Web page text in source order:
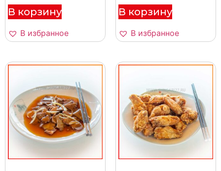
В корзину
В избранное
В корзину
В избранное